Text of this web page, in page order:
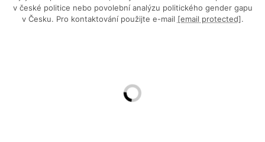
v české politice nebo povolební analýzu politického gender gapu
v Česku. Pro kontaktování použijte e-mail [email protected].